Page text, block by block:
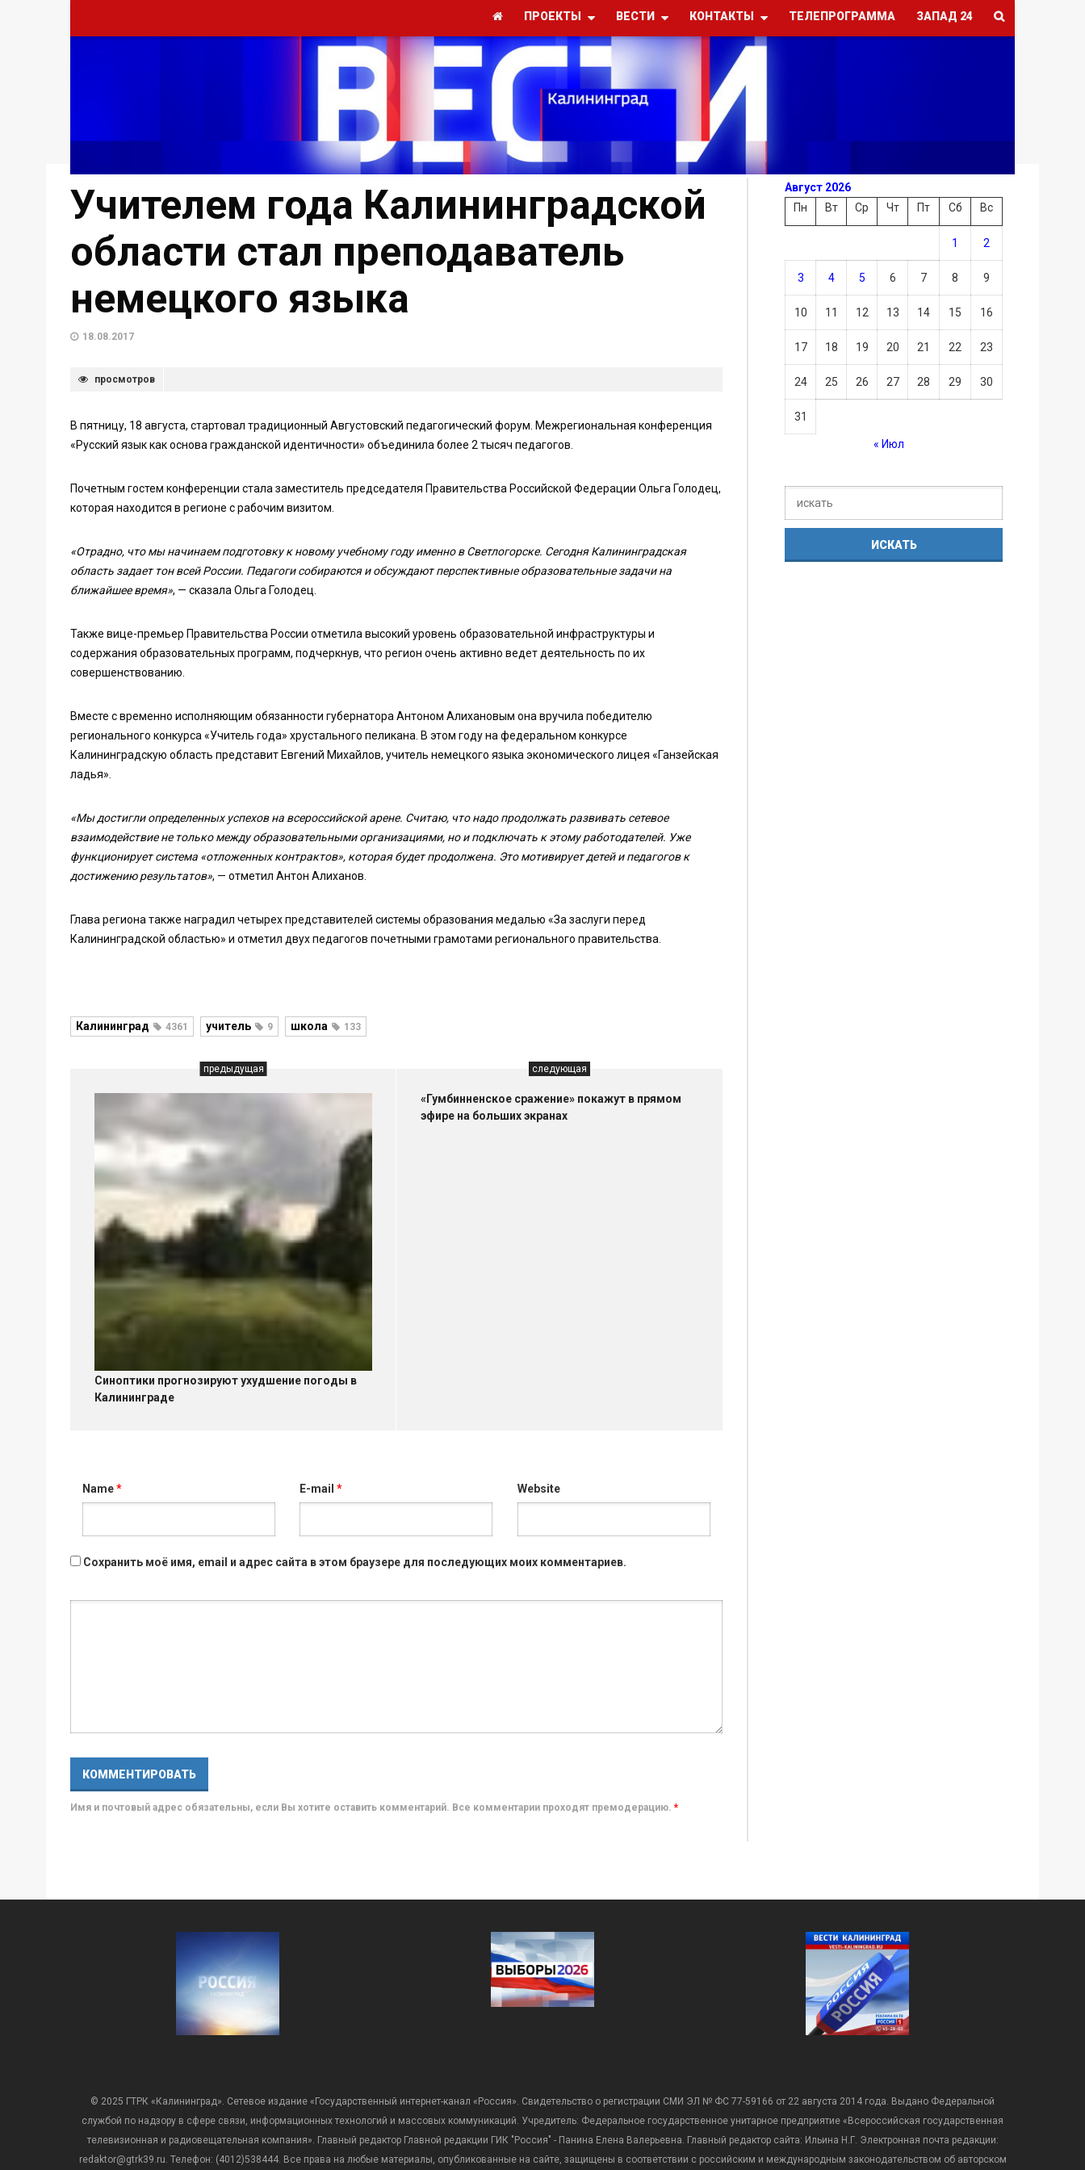
ПРОЕКТЫ ВЕСТИ КОНТАКТЫ ТЕЛЕПРОГРАММА ЗАПАД 24
Учителем года Калининградской
области стал преподаватель
немецкого языка
18.08.2017
просмотров
В пятницу, 18 августа, стартовал традиционный Августовский педагогический форум. Межрегиональная конференция
«Русский язык как основа гражданской идентичности» объединила более 2 тысяч педагогов.
Почетным гостем конференции стала заместитель председателя Правительства Российской Федерации Ольга Голодец,
которая находится в регионе с рабочим визитом.
«Отрадно, что мы начинаем подготовку к новому учебному году именно в Светлогорске. Сегодня Калининградская
область задает тон всей России. Педагоги собираются и обсуждают перспективные образовательные задачи на
ближайшее время», — сказала Ольга Голодец.
Также вице-премьер Правительства России отметила высокий уровень образовательной инфраструктуры и
содержания образовательных программ, подчеркнув, что регион очень активно ведет деятельность по их
совершенствованию.
Вместе с временно исполняющим обязанности губернатора Антоном Алихановым она вручила победителю
регионального конкурса «Учитель года» хрустального пеликана. В этом году на федеральном конкурсе
Калининградскую область представит Евгений Михайлов, учитель немецкого языка экономического лицея «Ганзейская
ладья».
«Мы достигли определенных успехов на всероссийской арене. Считаю, что надо продолжать развивать сетевое
взаимодействие не только между образовательными организациями, но и подключать к этому работодателей. Уже
функционирует система «отложенных контрактов», которая будет продолжена. Это мотивирует детей и педагогов к
достижению результатов», — отметил Антон Алиханов.
Глава региона также наградил четырех представителей системы образования медалью «За заслуги перед
Калининградской областью» и отметил двух педагогов почетными грамотами регионального правительства.
Калининград 4361 учитель 9 школа 133
предыдущая
Синоптики прогнозируют ухудшение погоды в
Калининграде
следующая
«Гумбинненское сражение» покажут в прямом
эфире на больших экранах
Name* E-mail* Website
Сохранить моё имя, email и адрес сайта в этом браузере для последующих моих комментариев.
Имя и почтовый адрес обязательны, если Вы хотите оставить комментарий. Все комментарии проходят премодерацию. *
Август 2026
Пн
Вт Ср Чт Пт Сб Вс
1 2
3 4 5 6 7 8 9
10 11 12 13 14 15 16
17 18 19 20 21 22 23
24 25 26 27 28 29 30
31
« Июл
© 2025 ГТРК «Калининград». Сетевое издание «Государственный интернет-канал «Россия». Свидетельство о регистрации СМИ ЭЛ № ФС 77-59166 от 22 августа 2014 года. Выдано Федеральной
службой по надзору в сфере связи, информационных технологий и массовых коммуникаций. Учредитель: Федеральное государственное унитарное предприятие «Всероссийская государственная
телевизионная и радиовещательная компания». Главный редактор Главной редакции ГИК "Россия" - Панина Елена Валерьевна. Главный редактор сайта: Ильина Н.Г. Электронная почта редакции:
redaktor@gtrk39.ru. Телефон: (4012)538444. Все права на любые материалы, опубликованные на сайте, защищены в соответствии с российским и международным законодательством об авторском